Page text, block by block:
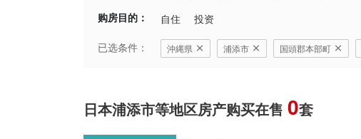
购房目的：
自住
投资
已选条件：
沖縄県 浦添市 国頭郡本部町
日本浦添市等地区房产购买在售 0套